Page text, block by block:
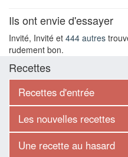
Ils ont envie d'essayer
Invité, Invité et 444 autres
rudement bon.
Recettes
Recettes d'entrée
Les nouvelles recettes
Une recette au hasard